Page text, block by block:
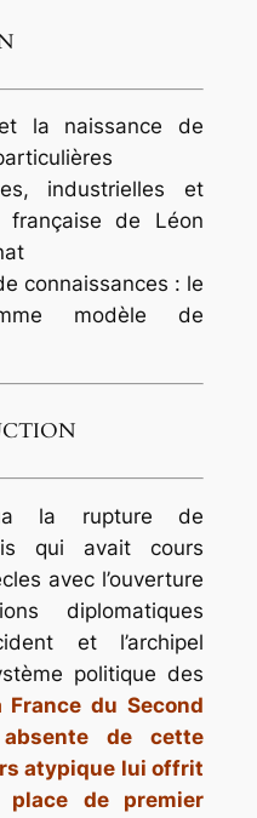
la naissance de
industrielles et
de Léon
connaissances : le
modèle de
la rupture de
qui avait cours
avec l’ouverture
diplomatiques
et l’archipel
politique des
France du Second
de cette
atypique lui offrit
place de premier